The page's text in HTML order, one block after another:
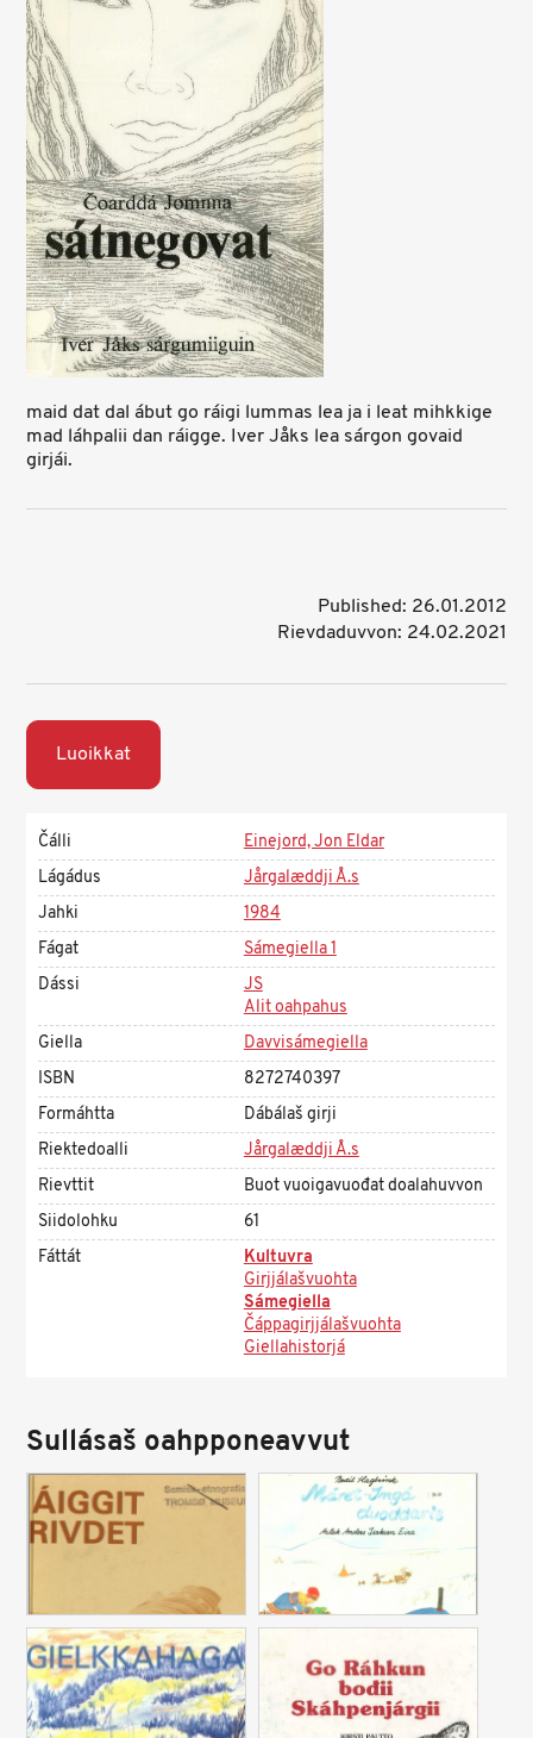
maid dat dal ábut go ráigi lummas lea ja i leat mihkkige
mad láhpalii dan ráigge. Iver Jåks lea sárgon govaid
girjái.
Published: 26.01.2012
Rievdaduvvon: 24.02.2021
Luoikkat
Čálli
Einejord, Jon Eldar
Lágádus
Jårgalæddji Å.s
Jahki
1984
Fágat
Sámegiella 1
Dássi
JS
Alit oahpahus
Giella
Davvisámegiella
ISBN
8272740397
Formáhtta
Dábálaš girji
Riektedoalli
Jårgalæddji Å.s
Rievttit
Buot vuoigavuođat doalahuvvon
Siidolohku
61
Fáttát
Kultuvra
Girjjálašvuohta
Sámegiella
Čáppagirjjálašvuohta
Giellahistorjá
Sullásaš oahpponeavvut